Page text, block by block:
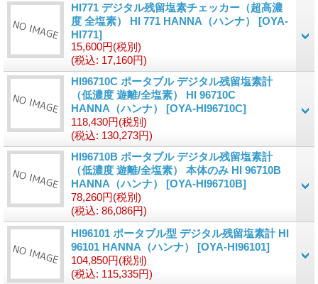
HI771 デジタル残留塩素チェッカー（超高濃
度 全塩素） HI 771 HANNA（ハンナ） [OYA-
HI771]
15,600円(税別)
(税込: 17,160円)
HI96710C ポータブル デジタル残留塩素計
（低濃度 遊離/全塩素） HI 96710C
HANNA（ハンナ） [OYA-HI96710C]
118,430円(税別)
(税込: 130,273円)
HI96710B ポータブル デジタル残留塩素計
（低濃度 遊離/全塩素） 本体のみ HI 96710B
HANNA（ハンナ） [OYA-HI96710B]
78,260円(税別)
(税込: 86,086円)
HI96101 ポータブル型 デジタル残留塩素計 HI
96101 HANNA（ハンナ） [OYA-HI96101]
104,850円(税別)
(税込: 115,335円)